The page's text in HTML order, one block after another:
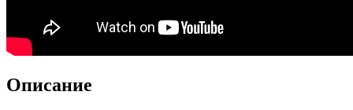
Описание